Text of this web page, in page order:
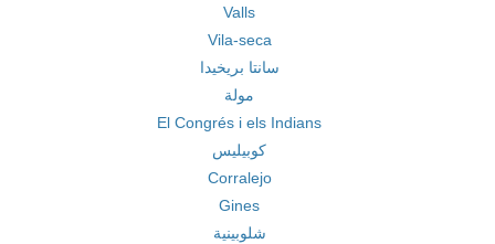
Valls
Vila-seca
سانتا بريخيدا
مولة
El Congrés i els Indians
كوبيليس
Corralejo
Gines
شلوبينية